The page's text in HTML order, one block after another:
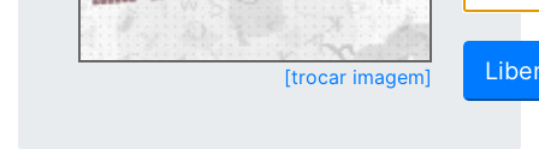
[trocar imagem]